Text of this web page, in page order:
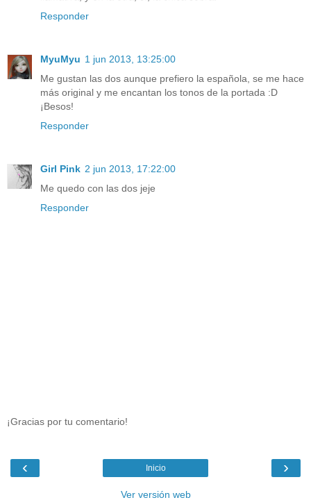
Responder
MyuMyu 1 jun 2013, 13:25:00
Me gustan las dos aunque prefiero la española, se me hace
más original y me encantan los tonos de la portada :D
¡Besos!
Responder
Girl Pink 2 jun 2013, 17:22:00
Me quedo con las dos jeje
Responder
¡Gracias por tu comentario!
‹ ›
Inicio
Ver versión web